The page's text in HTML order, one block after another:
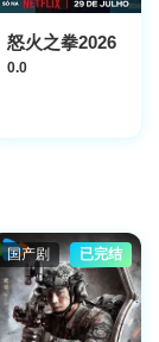
怒火之拳2026
0.0
国产剧 已完结